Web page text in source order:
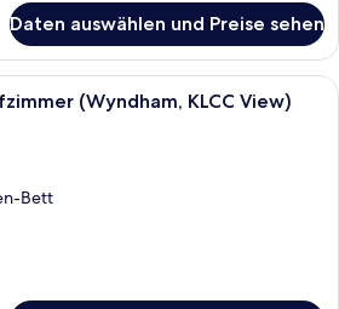
Daten auswählen und Preise sehen
Ein modernes Schlafzimmer mit
(Wyndham, KLCC View)
Bett